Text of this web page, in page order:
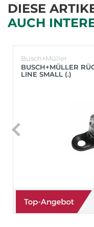
DIESE
AUCH
Busch+Müller
BUSCH+MÜLLER
LINE SMALL (.)